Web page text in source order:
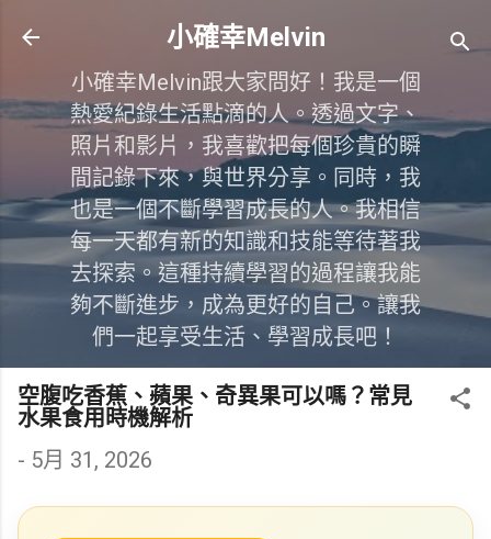
跳到主要內容
小確幸Melvin
小確幸Melvin跟大家問好！我是一個
熱愛紀錄生活點滴的人。透過文字、
照片和影片，我喜歡把每個珍貴的瞬
間記錄下來，與世界分享。同時，我
也是一個不斷學習成長的人。我相信
每一天都有新的知識和技能等待著我
去探索。這種持續學習的過程讓我能
夠不斷進步，成為更好的自己。讓我
們一起享受生活、學習成長吧！
空腹吃香蕉、蘋果、奇異果可以嗎？常見
水果食用時機解析
- 5月 31, 2026